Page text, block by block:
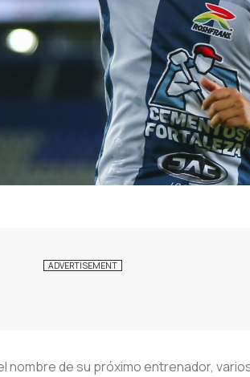
nombre de su próximo entrenador,